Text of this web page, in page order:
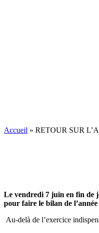
Accueil » RETOUR SUR
Le vendredi 7 juin en fin de
pour faire le bilan de
Au-delà de l’exercice